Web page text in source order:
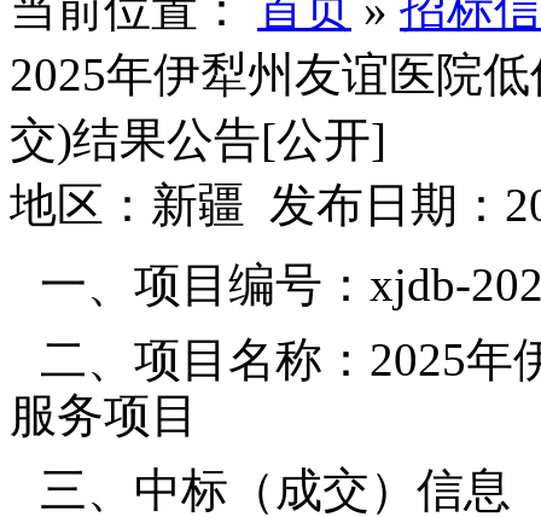
2025年伊犁州友谊医院
交)结果公告[公开]
地区：新疆 发布日期：
一、项目编号：xjdb-
二、项目名称：2025年
服务项目
三、中标（成交）信息